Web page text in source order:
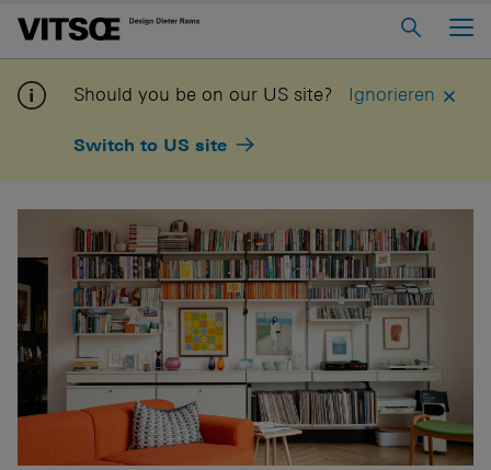
Home
Sesselprogramm 620
Tisch 621
In “Mein Vitsœ” einloggen
Kontakt
Voice
Stellenangebote
Should you be on our US site?
Switch to US site
Ignorieren